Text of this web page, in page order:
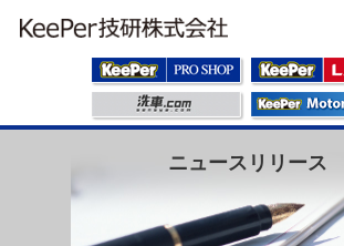
ニュースリリース